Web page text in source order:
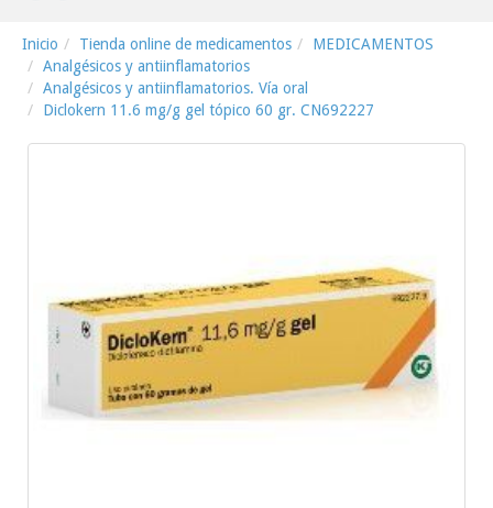
Inicio Tienda online de medicamentos
MEDICAMENTOS
Analgésicos y antiinflamatorios
Analgésicos y antiinflamatorios. Vía oral
Diclokern 11.6 mg/g gel tópico 60 gr. CN692227